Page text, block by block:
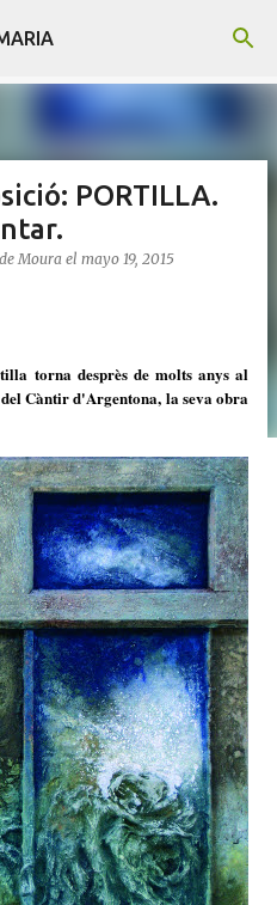
principal
PORTILLA.
Moura el mayo 19, 2015
torna desprès de molts anys al
Càntir d'Argentona, la seva obra